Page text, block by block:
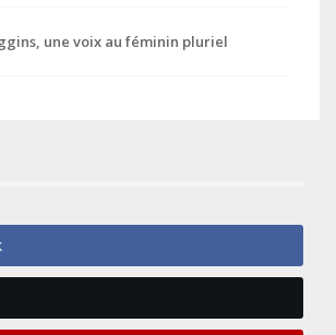
une voix au féminin pluriel